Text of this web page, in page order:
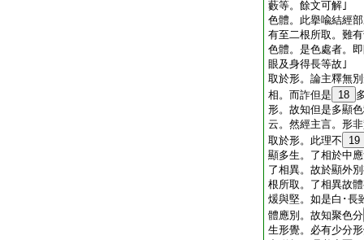
藪等。餘文可解｣
色體。此擧喩結
有至二根所取。難
色體。是色處者。
眼及身得長等故｣
取於形。論主釋無
相。而詐但是
18
形。故知但是多顯
云。然經主言。形
取於形。此理不
19
顯多生。了相於中
了相異。故於顯外
根所取。了相異故
煖與堅。如是白･長
體應別。故知聚色分
生形覺。必有少分